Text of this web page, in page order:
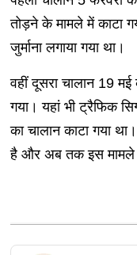
तोड़ने के मामले में काटा
जुर्माना लगाया गया था।
वहीं दूसरा चालान 19 मई
गया। यहां भी ट्रैफिक
का चालान काटा गया
है और अब तक इस मामले